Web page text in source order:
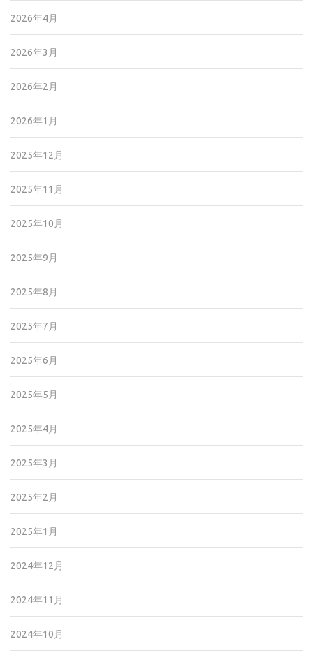
2026年4月
2026年3月
2026年2月
2026年1月
2025年12月
2025年11月
2025年10月
2025年9月
2025年8月
2025年7月
2025年6月
2025年5月
2025年4月
2025年3月
2025年2月
2025年1月
2024年12月
2024年11月
2024年10月